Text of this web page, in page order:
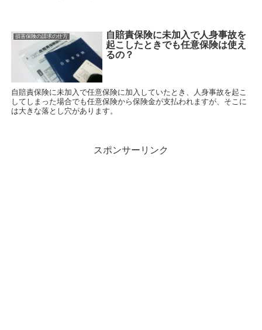
損害保険の請求の仕方
自賠責保険に未加入で人身事故を
起こしたときでも任意保険は使え
るの？
自賠責保険に未加入で任意保険に加入していたとき、人身事故を起こ
してしまった場合でも任意保険から保険金が支払われますが、そこに
は大きな落とし穴があります。
スポンサーリンク